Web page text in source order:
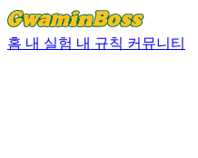
홈 내 실험 내 규칙 커뮤니티